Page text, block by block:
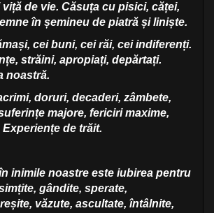
de vie. Căsuța cu pisici, căței,
în șemineu de piatră și liniște.
cei buni, cei răi, cei indiferenți.
străini, apropiați, depărtați.
noastră.
doruri, decaderi, zâmbete,
majore, fericiri maxime,
de trăit.
inimile noastre este iubirea pentru
gândite, sperate,
văzute, ascultate, întâlnite,